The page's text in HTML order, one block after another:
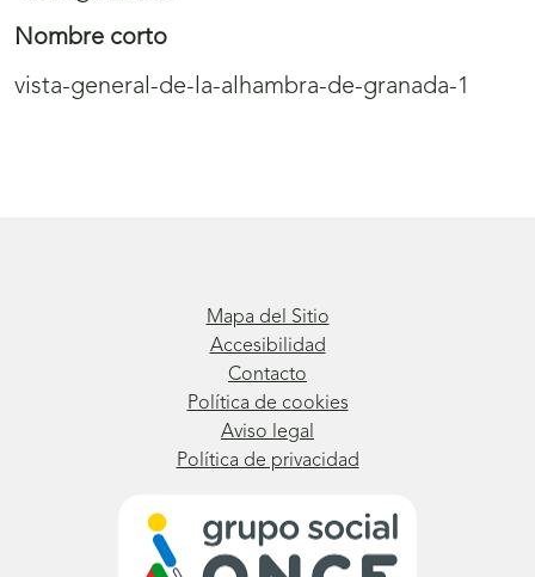
Nombre corto
vista-general-de-la-alhambra-de-granada-1
Mapa del Sitio
Accesibilidad
Contacto
Política de cookies
Aviso legal
Política de privacidad